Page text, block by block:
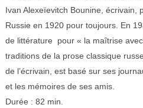
Ivan Alexeïevitch Bounine, écrivain,
Russie en 1920 pour toujours. En
de littérature pour « la maîtrise
traditions de la prose classique
de l’écrivain, est basé sur ses
et les mémoires de ses amis.
Durée : 82 min.